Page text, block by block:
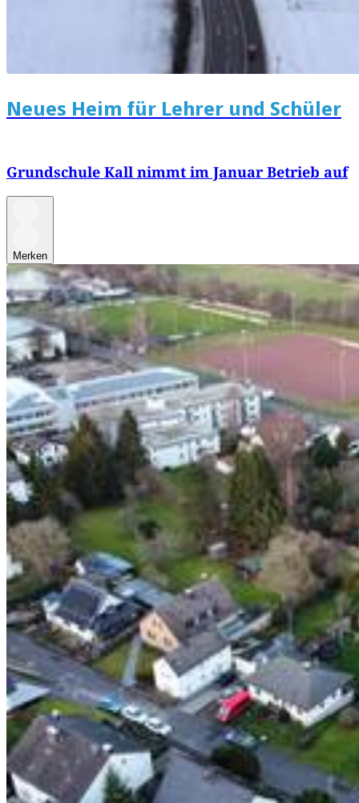
Neues Heim für Lehrer und Schüler
Grundschule Kall nimmt im Januar Betrieb auf
Merken